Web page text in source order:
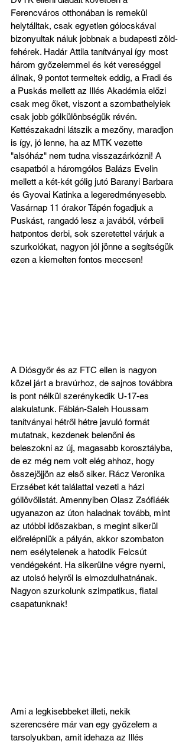
Ferencváros otthonában is remekül
helytálltak, csak egyetlen gólocskával
bizonyultak náluk jobbnak a budapesti zöld-
fehérek. Hadár Attila tanítványai így most
három győzelemmel és két vereséggel
állnak, 9 pontot termeltek eddig, a Fradi és
a Puskás mellett az Illés Akadémia előzi
csak meg őket, viszont a szombathelyiek
csak jobb gólkülönbségük révén.
Kettészakadni látszik a mezőny, maradjon
is így, jó lenne, ha az MTK vezette
"alsóház" nem tudna visszazárkózni! A
csapatból a háromgólos Balázs Evelin
mellett a két-két gólig jutó Baranyi Barbara
és Gyovai Katinka a legeredményesebb.
Vasárnap 11 órakor Tápén fogadjuk a
Puskást, rangadó lesz a javából, vérbeli
hatpontos derbi, sok szeretettel várjuk a
szurkolókat, nagyon jól jönne a segítségük
ezen a kiemelten fontos meccsen!
A Diósgyőr és az FTC ellen is nagyon
közel járt a bravúrhoz, de sajnos továbbra
is pont nélkül szerénykedik U-17-es
alakulatunk. Fábián-Saleh Houssam
tanítványai hétről hétre javuló formát
mutatnak, kezdenek belenőni és
beleszokni az új, magasabb korosztályba,
de ez még nem volt elég ahhoz, hogy
összejöjjön az első siker. Rácz Veronika
Erzsébet két találattal vezeti a házi
góllövőlistát. Amennyiben Olasz Zsófiáék
ugyanazon az úton haladnak tovább, mint
az utóbbi időszakban, s megint sikerül
előrelépniük a pályán, akkor szombaton
nem esélytelenek a hatodik Felcsút
vendégeként. Ha sikerülne végre nyerni,
az utolsó helyről is elmozdulhatnának.
Nagyon szurkolunk szimpatikus, fiatal
csapatunknak!
Ami a legkisebbeket illeti, nekik
szerencsére már van egy győzelem a
tarsolyukban, amit idehaza az Illés